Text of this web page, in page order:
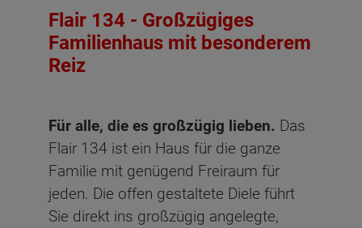
Flair 134 - Großzügiges
Familienhaus mit besonderem
Reiz
Für alle, die es großzügig lieben. Das
Flair 134 ist ein Haus für die ganze
Familie mit genügend Freiraum für
jeden. Die offen gestaltete Diele führt
Sie direkt ins großzügig angelegte,